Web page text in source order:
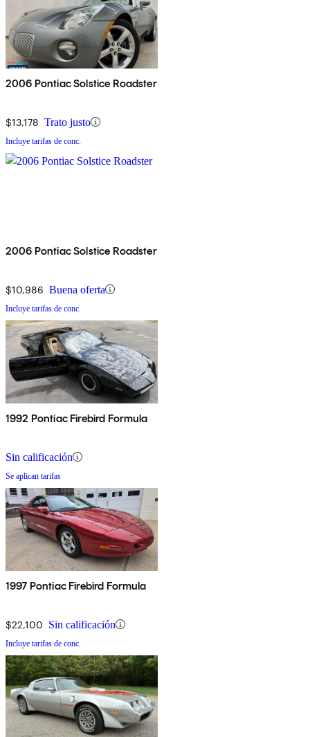
2006 Pontiac Solstice Roadster
$13,178 Trato justo
Incluye tarifas de conc.
2006 Pontiac Solstice Roadster
$10,986 Buena oferta
Incluye tarifas de conc.
1992 Pontiac Firebird Formula
Sin calificación
Se aplican tarifas
1997 Pontiac Firebird Formula
$22,100 Sin calificación
Incluye tarifas de conc.